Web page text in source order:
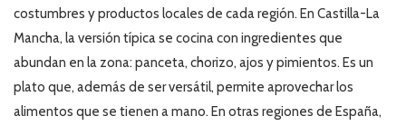
costumbres y productos locales de cada región. En Castilla-La
Mancha, la versión típica se cocina con ingredientes que
abundan en la zona: panceta, chorizo, ajos y pimientos. Es un
plato que, además de ser versátil, permite aprovechar los
alimentos que se tienen a mano. En otras regiones de España,